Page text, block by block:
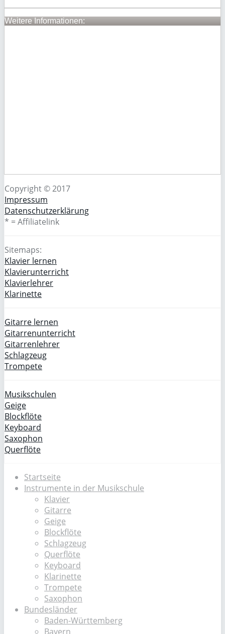
Weitere Informationen:
Copyright © 2017
Impressum
Datenschutzerklärung
* = Affiliatelink
Sitemaps:
Klavier lernen
Klavierunterricht
Klavierlehrer
Klarinette
Gitarre lernen
Gitarrenunterricht
Gitarrenlehrer
Schlagzeug
Trompete
Musikschulen
Geige
Blockflöte
Keyboard
Saxophon
Querflöte
Startseite
Instrumente in der Musikschule
Klavier
Gitarre
Geige
Blockflöte
Schlagzeug
Querflöte
Keyboard
Klarinette
Trompete
Saxophon
Bundesländer
Baden-Württemberg
Bayern